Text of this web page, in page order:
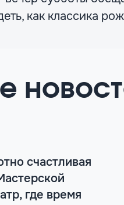
как классика
счастливая
где время